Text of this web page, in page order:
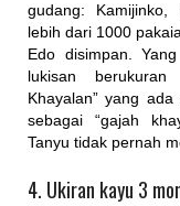
gudang: Kamijinko,
lebih dari 1000
Edo disimpan.
lukisan
Khayalan” yang
sebagai “gajah
Tanyu tidak pernah
4. Ukiran kayu 3